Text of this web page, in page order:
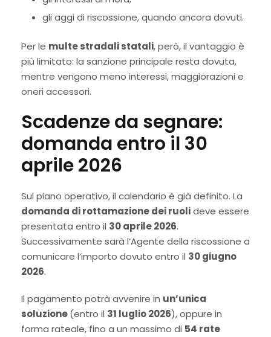
gli aggi di riscossione, quando ancora dovuti.
Per le multe stradali statali, però, il vantaggio è
più limitato: la sanzione principale resta dovuta,
mentre vengono meno interessi, maggiorazioni e
oneri accessori.
Scadenze da segnare:
domanda entro il 30
aprile 2026
Sul piano operativo, il calendario è già definito. La
domanda di rottamazione dei ruolideve essere
presentata entro il 30 aprile 2026.
Successivamente sarà l’Agente della riscossione a
comunicare l’importo dovuto entro il 30 giugno
2026.
Il pagamento potrà avvenire in un’unica
soluzione(entro il 31 luglio 2026), oppure in
forma rateale, fino a un massimo di 54 rate